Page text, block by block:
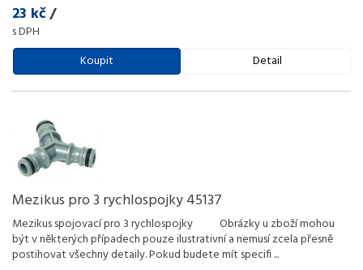
23 kč/
s DPH
Koupit
Detail
Mezikus pro 3 rychlospojky 45137
Mezikus spojovací pro 3 rychlospojky Obrázky u zboží mohou
být v některých případech pouze ilustrativní a nemusí zcela přesně
postihovat všechny detaily. Pokud budete mít specifi...